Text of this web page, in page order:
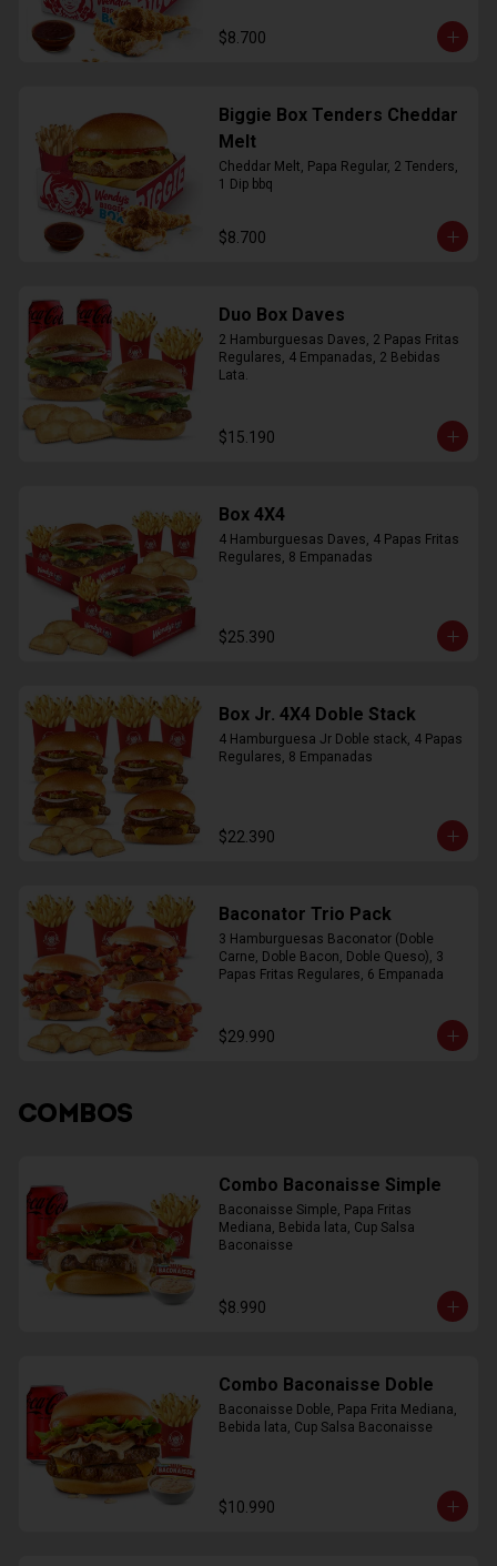
$8.700
Biggie Box Tenders Cheddar
Melt
Cheddar Melt, Papa Regular, 2 Tenders,
1 Dip bbq
$8.700
Duo Box Daves
2 Hamburguesas Daves, 2 Papas Fritas
Regulares, 4 Empanadas, 2 Bebidas
Lata.
$15.190
Box 4X4
4 Hamburguesas Daves, 4 Papas Fritas
Regulares, 8 Empanadas
$25.390
Box Jr. 4X4 Doble Stack
4 Hamburguesa Jr Doble stack, 4 Papas
Regulares, 8 Empanadas
$22.390
Baconator Trio Pack
3 Hamburguesas Baconator (Doble
Carne, Doble Bacon, Doble Queso), 3
Papas Fritas Regulares, 6 Empanada
$29.990
COMBOS
Combo Baconaisse Simple
Baconaisse Simple, Papa Fritas
Mediana, Bebida lata, Cup Salsa
Baconaisse
$8.990
Combo Baconaisse Doble
Baconaisse Doble, Papa Frita Mediana,
Bebida lata, Cup Salsa Baconaisse
$10.990